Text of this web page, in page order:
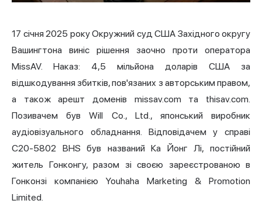
17 січня 2025 року Окружний суд США Західного округу
Вашингтона виніс рішення заочно проти оператора
MissAV. Наказ: 4,5 мільйона доларів США за
відшкодування збитків, пов'язаних з авторським правом,
а також арешт доменів missav.com та thisav.com.
Позивачем був Will Co., Ltd., японський виробник
аудіовізуального обладнання. Відповідачем у справі
C20-5802 BHS був названий Ка Йонг Лі, постійний
житель Гонконгу, разом зі своєю зареєстрованою в
Гонконзі компанією Youhaha Marketing & Promotion
Limited.